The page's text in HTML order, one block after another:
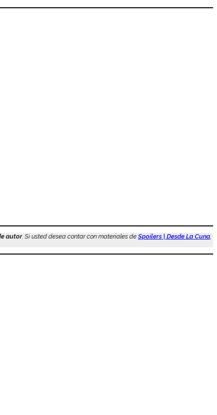
autor. Si usted desea contar con materiales de Spoilers | Desde La Cuna,